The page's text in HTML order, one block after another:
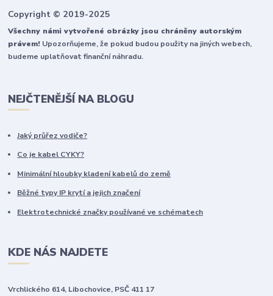
Copyright © 2019-2025
Všechny námi vytvořené obrázky jsou chráněny autorským
právem! Upozorňujeme, že pokud budou použity na jiných webech,
budeme uplatňovat finanční náhradu.
NEJČTENĚJŠÍ NA BLOGU
Jaký průřez vodiče?
Co je kabel CYKY?
Minimální hloubky kladení kabelů do země
Běžné typy IP krytí a jejich značení
Elektrotechnické značky používané ve schématech
KDE NÁS NAJDETE
Vrchlického 614, Libochovice, PSČ 411 17